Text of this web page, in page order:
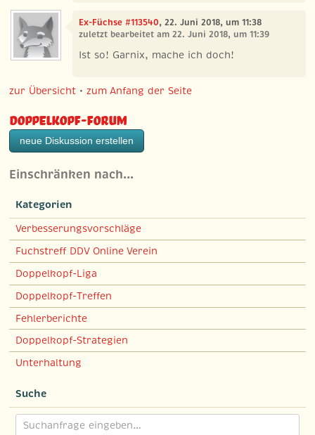
Ex-Füchse #113540, 22. Juni 2018, um 11:38
zuletzt bearbeitet am 22. Juni 2018, um 11:39
Ist so! Garnix, mache ich doch!
zur Übersicht •zum Anfang der Seite
Doppelkopf-Forum
neue Diskussion erstellen
Einschränken nach…
Kategorien
Verbesserungsvorschläge
Fuchstreff DDV Online Verein
Doppelkopf-Liga
Doppelkopf-Treffen
Fehlerberichte
Doppelkopf-Strategien
Unterhaltung
Suche